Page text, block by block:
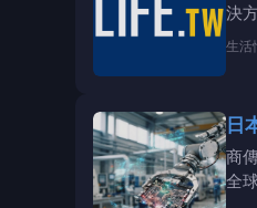
決
生活
日
商
全